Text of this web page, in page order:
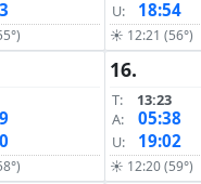
U: 18:54
☀ 12:21 (56°)
16.
T:
13:23
A:
05:38
U: 19:02
☀ 12:20 (59°)